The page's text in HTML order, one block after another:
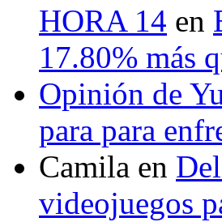
HORA 14 en
17.80% más
Opinión de
para para
Camila en
videojuegos